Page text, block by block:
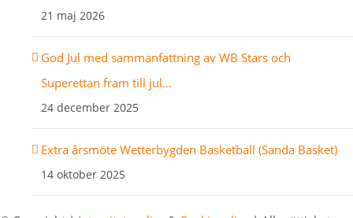
21 maj 2026
God Jul med sammanfattning av WB Stars och
Superettan fram till jul…
24 december 2025
Extra årsmöte Wetterbygden Basketball (Sanda Basket)
14 oktober 2025